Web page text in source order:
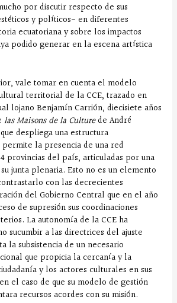
por discutir respecto de sus
y políticos- en diferentes
ecuatoriana y sobre los impactos
podido generar en la escena artística
vale tomar en cuenta el modelo
territorial de la CCE, trazado en
lojano Benjamín Carrión, diecisiete años
las Maisons de la Culturede André
despliega una estructura
permite la presencia de una red
provincias del país, articuladas por una
junta plenaria. Esto no es un elemento
con las decrecientes
del Gobierno Central que en el año
de supresión sus coordinaciones
La autonomía de la CCE ha
sucumbir a las directrices del ajuste
la subsistencia de un necesario
que propicia la cercanía y la
y los actores culturales en sus
el caso de que su modelo de gestión
recursos acordes con su misión.